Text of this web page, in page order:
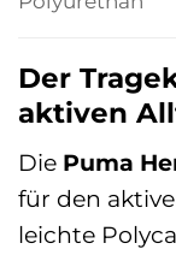
Der
aktiven
Die Puma
für den
leichte